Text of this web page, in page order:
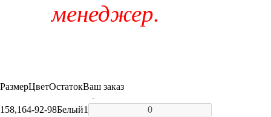
менеджер.
РазмерЦветОстатокВаш заказ
158,164-92-98Белый1
-